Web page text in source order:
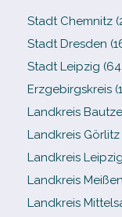
Stadt Chemnitz
Stadt Dresden
Stadt Leipzig
Erzgebirgskreis
Landkreis
Landkreis Görlitz
Landkreis
Landkreis
Landkreis